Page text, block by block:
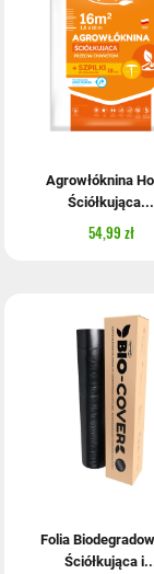
Agrowłóknina
Ściółkująca...
54,99 zł
Folia
Ściółkująca